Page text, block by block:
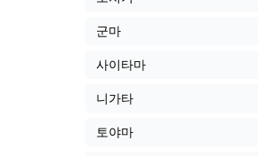
군마
사이타마
니가타
토야마